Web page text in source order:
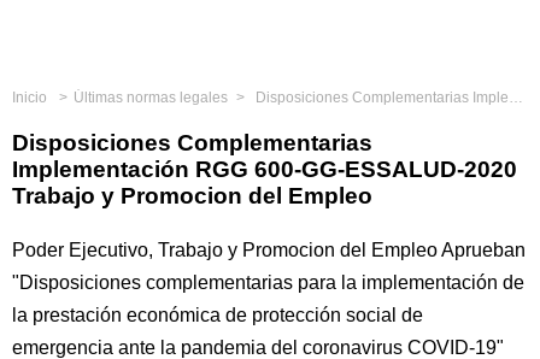
Inicio Últimas normas legales Disposiciones Complementarias Implementación RGG 600-GG-ESSALUD-2020 Trabajo y Promocion del Empleo
Disposiciones Complementarias
Implementación RGG 600-GG-ESSALUD-2020
Trabajo y Promocion del Empleo
Poder Ejecutivo, Trabajo y Promocion del Empleo Aprueban
"Disposiciones complementarias para la implementación de
la prestación económica de protección social de
emergencia ante la pandemia del coronavirus COVID-19"